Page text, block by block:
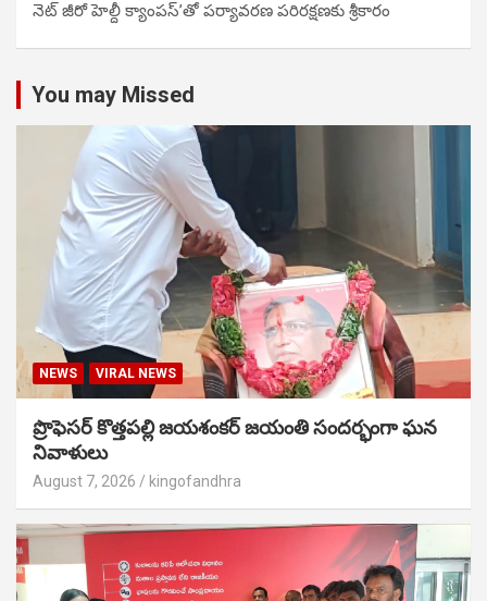
నెట్ జీరో హెల్దీ క్యాంపస్’తో పర్యావరణ పరిరక్షణకు శ్రీకారం
You may Missed
NEWS VIRAL NEWS
ప్రొఫెసర్ కొత్తపల్లి జయశంకర్ జయంతి సందర్భంగా ఘన
నివాళులు
August 7, 2026 kingofandhra